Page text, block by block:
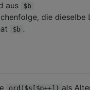
aus $b
die dieselbe
$b .
ord($s[$p++]) als